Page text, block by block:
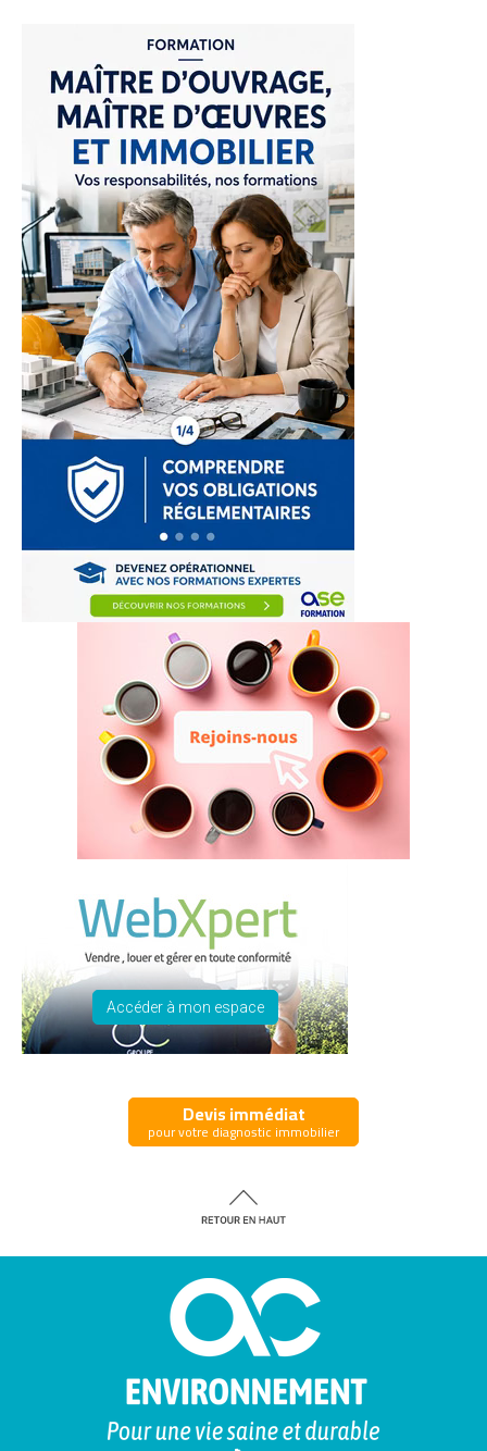
Accéder à mon espace
Devis immédiat
pour votre diagnostic immobilier